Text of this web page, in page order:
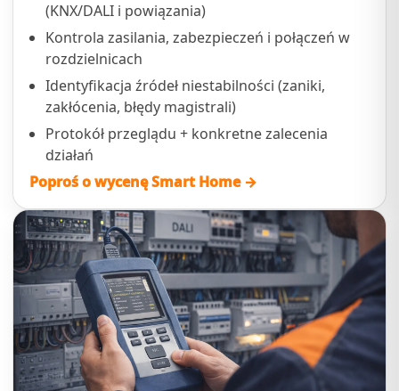
(KNX/DALI i powiązania)
Kontrola zasilania, zabezpieczeń i połączeń w
rozdzielnicach
Identyfikacja źródeł niestabilności (zaniki,
zakłócenia, błędy magistrali)
Protokół przeglądu + konkretne zalecenia
działań
Poproś o wycenę Smart Home →